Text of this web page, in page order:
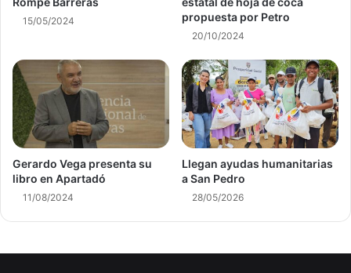
15/05/2024
propuesta por Petro
20/10/2024
Gerardo Vega presenta su
libro en Apartadó
11/08/2024
Llegan ayudas humanitarias
a San Pedro
28/05/2026